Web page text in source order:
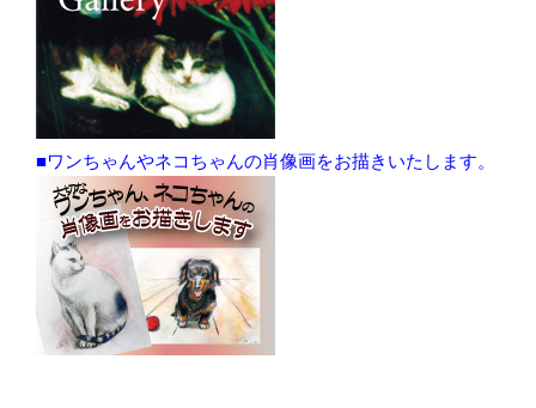
■ワンちゃんやネコちゃんの肖像画をお描きいたします。